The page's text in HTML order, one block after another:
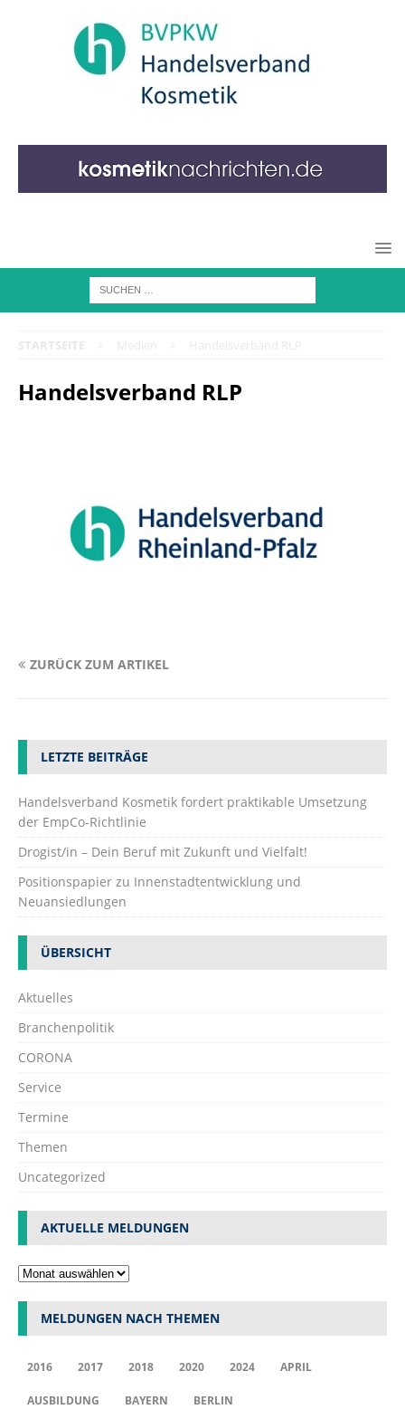
Handelsverband RLP
ZURÜCK ZUM ARTIKEL
LETZTE BEITRÄGE
Handelsverband Kosmetik fordert praktikable Umsetzung
der EmpCo-Richtlinie
Drogist/in – Dein Beruf mit Zukunft und Vielfalt!
Positionspapier zu Innenstadtentwicklung und
Neuansiedlungen
ÜBERSICHT
Aktuelles
Branchenpolitik
CORONA
Service
Termine
Themen
Uncategorized
AKTUELLE MELDUNGEN
MELDUNGEN NACH THEMEN
2016 2017 2018 2020 2024 APRIL
AUSBILDUNG BAYERN BERLIN